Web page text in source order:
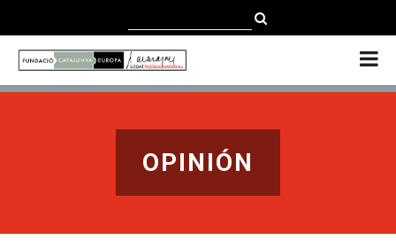
ENGLISH
OPINIÓN